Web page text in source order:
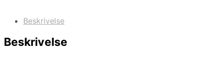
Beskrivelse
Beskrivelse